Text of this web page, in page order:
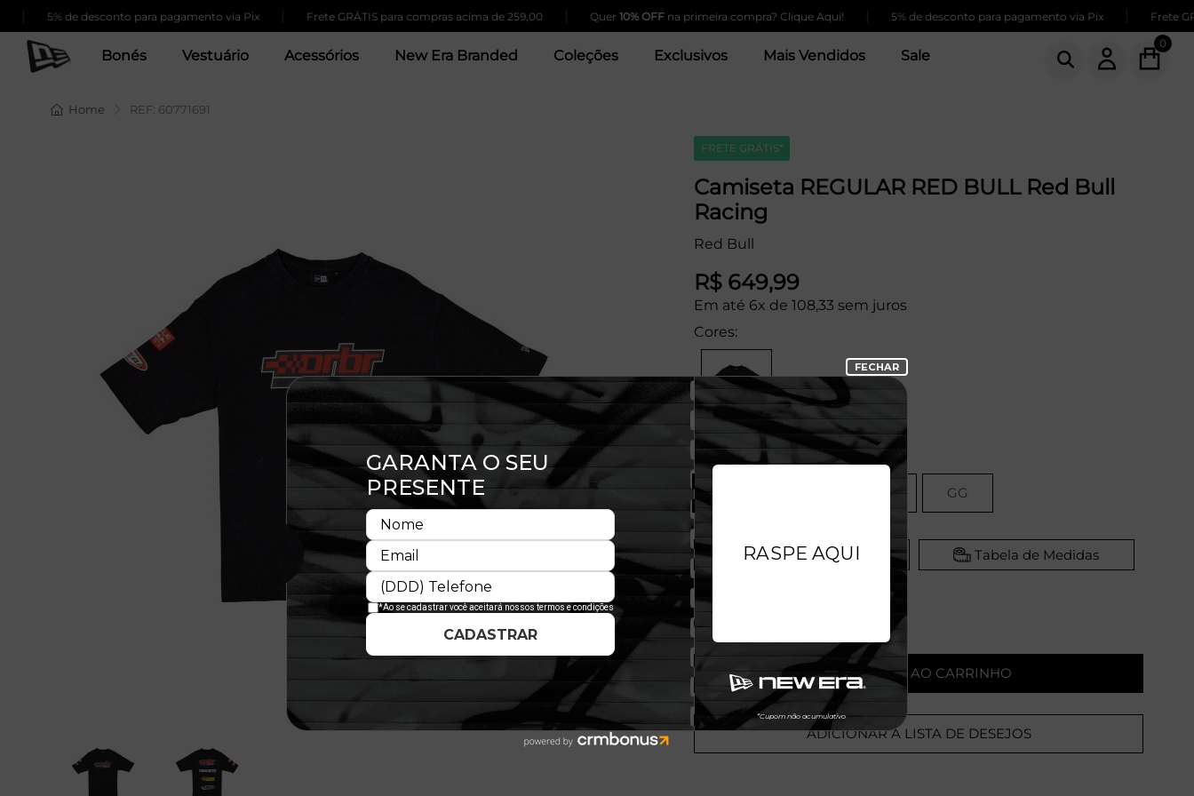
5% de desconto para pagamento via Pix Frete GRÁTIS para compras acima de 259,00 Quer10% OFFna primeira compra? Clique Aqui! 5% de desconto para pagamento via Pix Frete
Bonés Vestuário Acessórios New Era Branded Coleções Exclusivos Mais Vendidos Sale
0
Home REF: 60771691
FRETE GRÁTIS*
Camiseta REGULAR RED BULL Red Bull
Racing
Red Bull
R$ 649,99
Em até 6x de 108,33 sem juros
Cores:
Preto
Tamanhos:
GG
Provador Virtual Tabela de Medidas
ADICIONAR AO CARRINHO
ADICIONAR A LISTA DE DESEJOS